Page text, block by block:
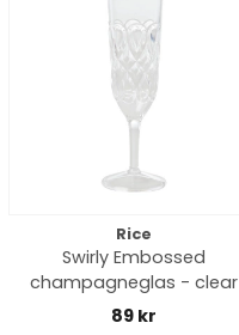
Rice
Swirly Embossed
champagneglas - clear
89 kr